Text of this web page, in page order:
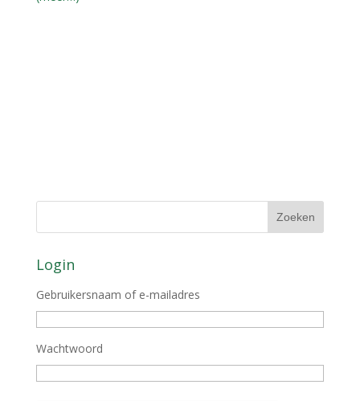
Login
Gebruikersnaam of e-mailadres
Wachtwoord